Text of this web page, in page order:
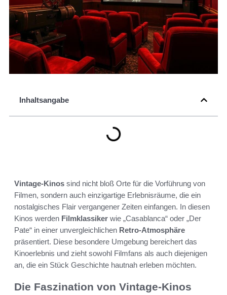
Inhaltsangabe
Vintage-Kinos sind nicht bloß Orte für die Vorführung von
Filmen, sondern auch einzigartige Erlebnisräume, die ein
nostalgisches Flair vergangener Zeiten einfangen. In diesen
Kinos werden Filmklassiker wie „Casablanca“ oder „Der
Pate“ in einer unvergleichlichen Retro-Atmosphäre
präsentiert. Diese besondere Umgebung bereichert das
Kinoerlebnis und zieht sowohl Filmfans als auch diejenigen
an, die ein Stück Geschichte hautnah erleben möchten.
Die Faszination von Vintage-Kinos